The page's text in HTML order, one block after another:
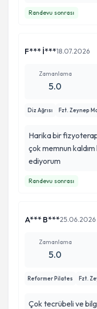
yollarımız kesişmiş.
Randevu sonrası
F*** İ***18.07.2026
Zamanlama
5.0
Diz Ağrısı Fzt. Zeynep
Harika bir
çok memnun
ediyorum
Randevu sonrası
A*** B***25.06.2026
Zamanlama
5.0
Reformer Pilates Fzt.
Çok tecrübeli ve